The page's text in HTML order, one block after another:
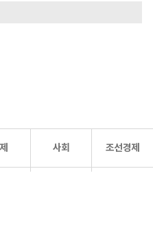
사회 조선경제